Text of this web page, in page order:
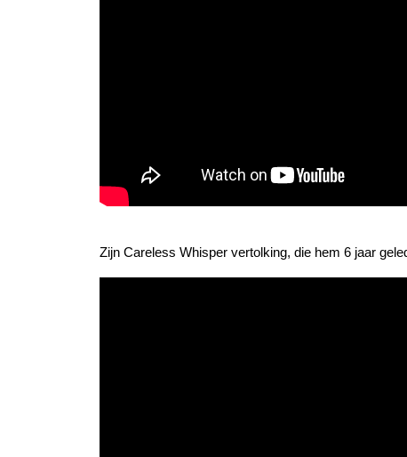
Zijn Careless Whisper vertolking, die hem 6 jaar